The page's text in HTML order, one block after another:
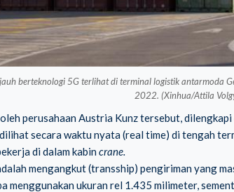
berteknologi 5G terlihat di terminal logistik antarmoda
2022. (Xinhua/Attila
perusahaan Austria Kunz tersebut,
secara waktu nyata (real time) di tengah
di dalam kabincrane.
mengangkut (transship) pengiriman yang
menggunakan ukuran rel 1.435 milimeter,